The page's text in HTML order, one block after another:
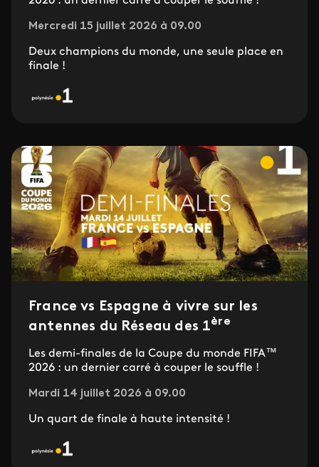
Mercredi 15 juillet 2026 à 09.00
Deux champions du monde, une seule place en
finale !
France vs Espagne à vivre sur les
antennes du Réseau des 1ère
Les demi-finales de la Coupe du monde FIFA™
2026 : un dernier carré à couper le souffle !
Mardi 14 juillet 2026 à 09.00
Un quart de finale à haute intensité !